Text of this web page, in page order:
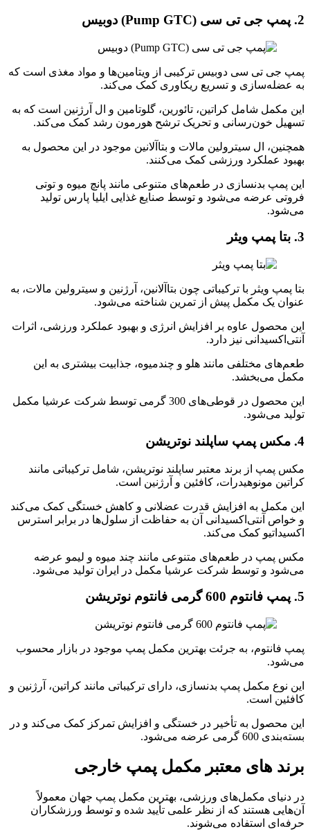
2. پمپ جی تی سی ( Pump GTC) دوبیس
پمپ جی تی سی دوبیس ترکیبی از ویتامین‌ها و مواد مغذی است که
به عضله‌سازی و تسریع ریکاوری کمک می‌کند.
این مکمل شامل کراتین، تائورین، گلوتامین و ال آرژنین است که به
تسهیل خون‌رسانی و تحریک ترشح هورمون رشد کمک می‌کند.
همچنین، ال سیترولین مالات و بتاآلانین موجود در این محصول به
بهبود عملکرد ورزشی کمک می‌کنند.
این پمپ بدنسازی در طعم‌های متنوعی مانند پانچ میوه و توتی
فروتی عرضه می‌شود و توسط صنایع غذایی ایلیا پارس تولید
می‌شود.
3. بتا پمپ ویثر
بتا پمپ ویثر با ترکیباتی چون بتاآلانین، آرژنین و سیترولین مالات، به
عنوان یک مکمل پیش از تمرین شناخته می‌شود.
این محصول عاوه بر افزایش انرژی و بهبود عملکرد ورزشی، اثرات
آنتی‌اکسیدانی نیز دارد.
طعم‌های مختلفی مانند هلو و چندمیوه، جذابیت بیشتری به این
مکمل می‌بخشد.
این محصول در قوطی‌های 300 گرمی توسط شرکت عرشیا مکمل
تولید می‌شود.
4. مکس پمپ ساپلند نوتریشن
مکس پمپ از برند معتبر ساپلند نوتریشن، شامل ترکیباتی مانند
کراتین مونوهیدرات، کافئین و آرژنین است.
این مکمل به افزایش قدرت عضلانی و کاهش خستگی کمک می‌کند
و خواص آنتی‌اکسیدانی آن به حفاظت از سلول‌ها در برابر استرس
اکسیداتیو کمک می‌کند.
مکس پمپ در طعم‌های متنوعی مانند چند میوه و لیمو عرضه
می‌شود و توسط شرکت عرشیا مکمل در ایران تولید می‌شود.
5. پمپ فانتوم 600 گرمی فانتوم نوتریشن
پمپ فانتوم، به جرئت بهترین مکمل پمپ موجود در بازار محسوب
می‌شود.
این نوع مکمل‌ پمپ بدنسازی، دارای ترکیباتی مانند کراتین، آرژنین و
کافئین است.
این محصول به تأخیر در خستگی و افزایش تمرکز کمک می‌کند و در
بسته‌بندی 600 گرمی عرضه می‌شود.
برند های معتبر مکمل پمپ خارجی
در دنیای مکمل‌های ورزشی، بهترین مکمل پمپ جهان معمولاً
آن‌هایی هستند که از نظر علمی تأیید شده و توسط ورزشکاران
حرفه‌ای استفاده می‌شوند.